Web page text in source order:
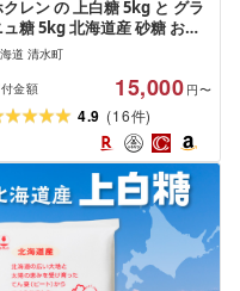
レン の 上白糖 5kg と グラ
ュ糖 5kg 北海道産 砂糖 お菓
料理 調味料 ビート お取り寄
北海道 清水町 送料無料
道 清水町
金額 15,000 円〜
4.9 (16件)